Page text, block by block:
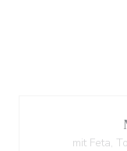
mit Feta,